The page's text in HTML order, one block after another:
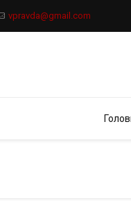
vpravda@gmail.com